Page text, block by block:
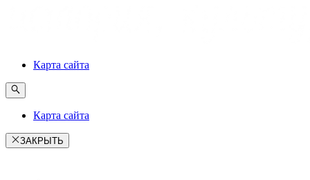
Карта сайта
Карта сайта
ЗАКРЫТЬ